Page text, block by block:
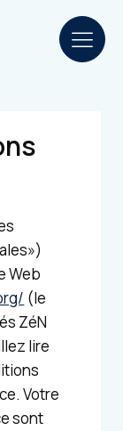
Web
(le
ZéN
lire
Votre
sont